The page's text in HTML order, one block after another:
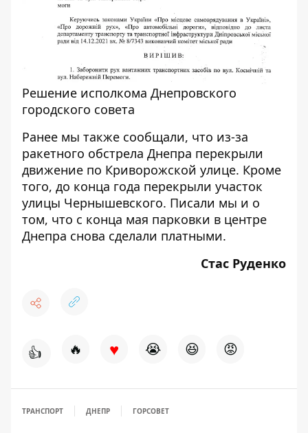
Решение исполкома Днепровского
городского совета
Ранее мы также сообщали, что из-за
ракетного обстрела Днепра перекрыли
движение по Криворожской улице. Кроме
того, до конца года перекрыли участок
улицы Чернышевского. Писали мы и о
том, что с конца мая парковки в центре
Днепра снова сделали платными.
Стас Руденко
👍 🔥 ♥ 😭 😆 😡
ТРАНСПОРТ ДНЕПР ГОРСОВЕТ